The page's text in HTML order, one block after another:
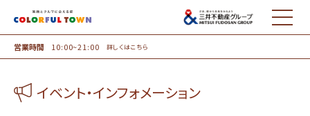
MENU
営業時間 10:00~21:00 詳しくはこちら
イベント・インフォメーション